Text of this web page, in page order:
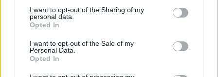
not limited to your visit or usage behaviour. You may click to
grant or deny consent to Google and its third-party tags to
use your data for below specified purposes in below Google
consent section.
I want to opt-out of the Sharing of my
personal data.
Opted In
I want to opt-out of the Sale of my
Personal Data.
Opted In
pusztítják az egészet. A folyamat nem tart tovább
három óránál, ami több, mint a sütőipari
termékként árult gyorskenyér (a ma eladott
kenyerek túlnyomó része), de kevesebb, mint a
hagyományos kovásszal készült kenyerek fél napos
babusgatásával töltött idő.